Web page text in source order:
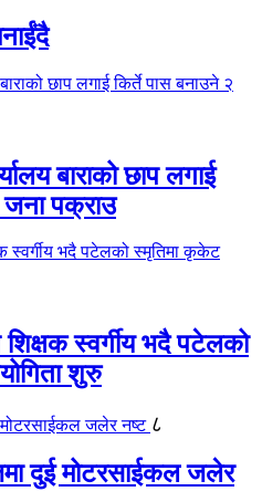
बाराको छाप लगाई
जना पक्राउ
शिक्षक स्वर्गीय भदै पटेलको
शुरु
८
दुई मोटरसाईकल जलेर